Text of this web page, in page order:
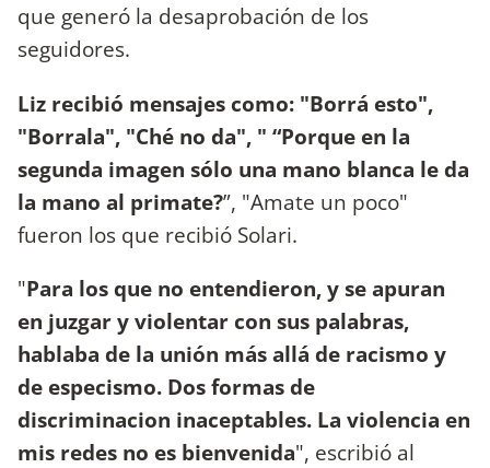
que generó la desaprobación de los
seguidores.
Liz recibió mensajes como: "Borrá esto",
"Borrala", "Ché no da", " “Porque en la
segunda imagen sólo una mano blanca le da
la mano al primate?”, "Amate un poco"
fueron los que recibió Solari.
"Para los que no entendieron, y se apuran
en juzgar y violentar con sus palabras,
hablaba de la unión más allá de racismo y
de especismo. Dos formas de
discriminacion inaceptables. La violencia en
mis redes no es bienvenida", escribió al